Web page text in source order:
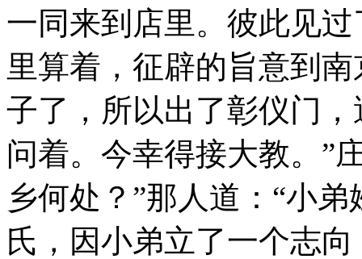
一同来到店里。彼此见
里算着，征辟的旨意到
子了，所以出了彰仪门
问着。今幸得接大教。”
乡何处？”那人道：“小
氏，因小弟立了一个志